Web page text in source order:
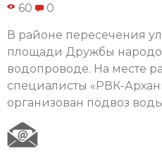
60 0
В районе пересечения
площади Дружбы
водопроводе. На месте
специалисты «РВК-
организован подвоз